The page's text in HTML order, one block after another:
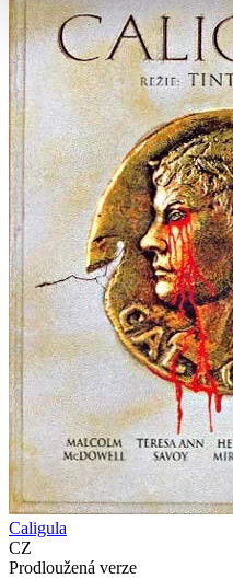
Caligula
CZ
Prodloužená verze